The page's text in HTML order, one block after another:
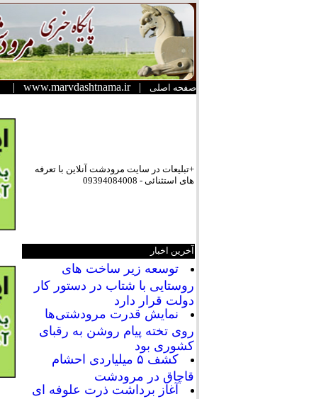
صفحه اصلی |
www.marvdashtnama.ir
|
+تبلیعات در سایت مرودشت آنلاین با تعرفه
های استثنائی - 09394084008
آخرین اخبار
توسعه زیر ساخت های
روستایی با شتاب در دستور کار
دولت قرار دارد
نمایش قدرت مرودشتی‌ها
روی تخته پیام روشن به رقبای
کشوری بود
کشف ۵ میلیاردی احشام
قاچاق در مرودشت
آغاز برداشت ذرت علوفه ای